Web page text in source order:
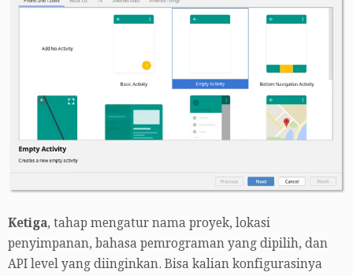
Ketiga, tahap mengatur nama proyek, lokasi
penyimpanan, bahasa pemrograman yang dipilih, dan
API level yang diinginkan. Bisa kalian konfigurasinya